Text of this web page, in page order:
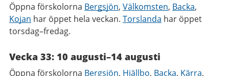
Öppna förskolorna Bergsjön, Välkomsten, Backa,
Kojan har öppet hela veckan. Torslanda har öppet
torsdag–fredag.
Vecka 33: 10 augusti–14 augusti
Öppna förskolorna Bergsjön, Hjällbo, Backa, Kärra,